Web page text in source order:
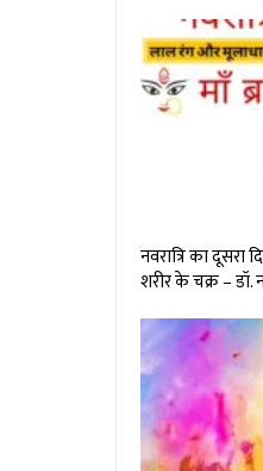
नवरात्रि का दूसरा
शरीर के चक्र – डॉ.